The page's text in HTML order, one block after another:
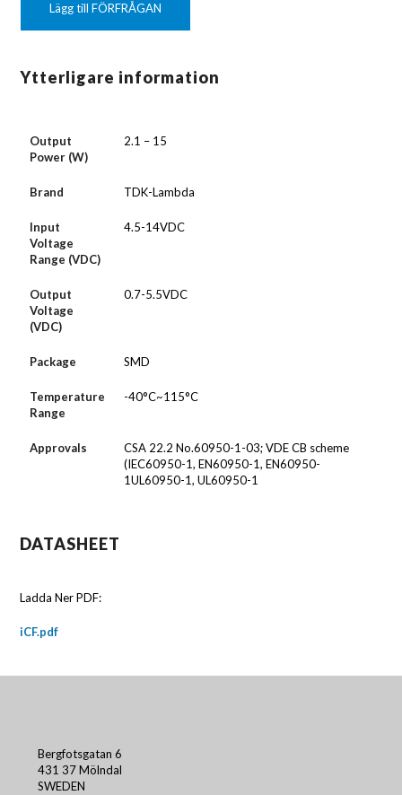
Lägg till FÖRFRÅGAN
Ytterligare information
Output
Power (W)
2.1 – 15
Brand TDK-Lambda
Input
Voltage
Range (VDC)
4.5-14VDC
Output
Voltage
(VDC)
0.7-5.5VDC
Package SMD
Temperature
Range
-40°C~115°C
Approvals
CSA 22.2 No.60950-1-03; VDE CB scheme
(IEC60950-1, EN60950-1, EN60950-
1UL60950-1, UL60950-1
DATASHEET
Ladda Ner PDF:
iCF.pdf
Bergfotsgatan 6
431 37 Mölndal
SWEDEN